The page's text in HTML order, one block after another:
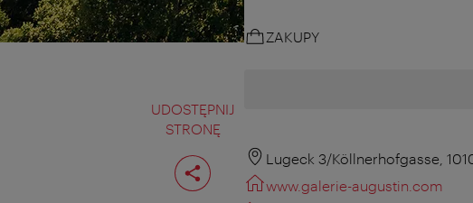
UDOSTĘPNIJ
STRONĘ
Podziel
stronę
ZAKUPY
Lugeck 3/Köllnerhofgasse,
www.galerie-augustin.com